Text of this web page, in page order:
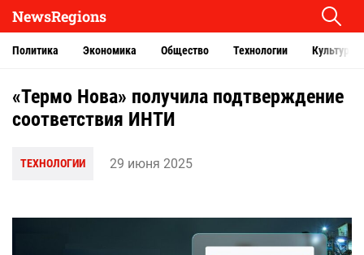
NewsRegions
Политика Экономика Общество Технологии Культура
«Термо Нова» получила подтверждение
соответствия ИНТИ
ТЕХНОЛОГИИ 29 июня 2025